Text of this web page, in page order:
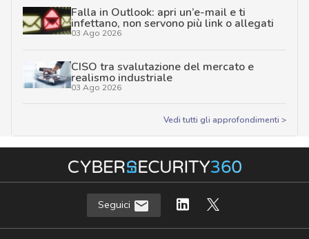
Falla in Outlook: apri un’e-mail e ti
infettano, non servono più link o allegati
03 Ago 2026
CISO tra svalutazione del mercato e
realismo industriale
03 Ago 2026
Vedi tutti gli approfondimenti >
Seguici